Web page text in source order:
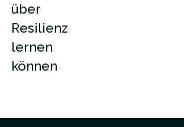
über
Resilienz
lernen
können